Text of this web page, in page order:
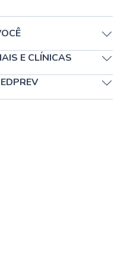
E CLÍNICAS